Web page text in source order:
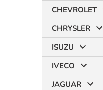
CHEVROLET
CHRYSLER
ISUZU
IVECO
JAGUAR